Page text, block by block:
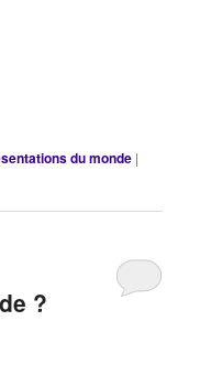
du monde |
?